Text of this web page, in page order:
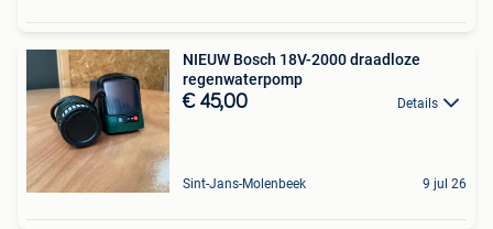
NIEUW Bosch 18V-2000 draadloze
regenwaterpomp
€ 45,00 Details
Sint-Jans-Molenbeek 9 jul 26